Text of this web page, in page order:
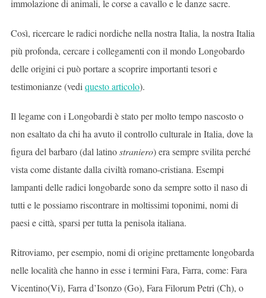
immolazione di animali, le corse a cavallo e le danze sacre.
Così, ricercare le radici nordiche nella nostra Italia, la nostra Italia
più profonda, cercare i collegamenti con il mondo Longobardo
delle origini ci può portare a scoprire importanti tesori e
testimonianze (vedi questo articolo).
Il legame con i Longobardi è stato per molto tempo nascosto o
non esaltato da chi ha avuto il controllo culturale in Italia, dove la
figura del barbaro (dal latinostraniero) era sempre svilita perché
vista come distante dalla civiltà romano-cristiana. Esempi
lampanti delle radici longobarde sono da sempre sotto il naso di
tutti e le possiamo riscontrare in moltissimi toponimi, nomi di
paesi e città, sparsi per tutta la penisola italiana.
Ritroviamo, per esempio, nomi di origine prettamente longobarda
nelle località che hanno in esse i termini Fara, Farra, come: Fara
Vicentino(Vi), Farra d’Isonzo (Go), Fara Filorum Petri (Ch), o